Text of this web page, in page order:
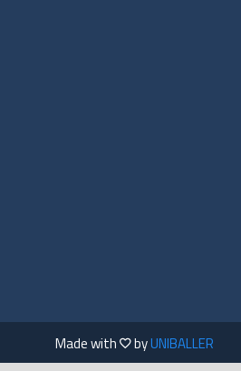
Made with byUNIBALLER